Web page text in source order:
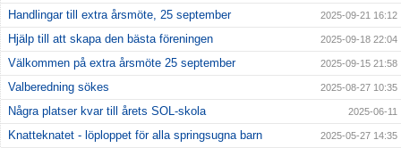
Handlingar till extra årsmöte, 25 september 2025-09-21 16:12
Hjälp till att skapa den bästa föreningen 2025-09-18 22:04
Välkommen på extra årsmöte 25 september 2025-09-15 21:58
Valberedning sökes 2025-08-27 10:35
Några platser kvar till årets SOL-skola 2025-06-11
Knatteknatet - löploppet för alla springsugna barn 2025-05-27 14:35